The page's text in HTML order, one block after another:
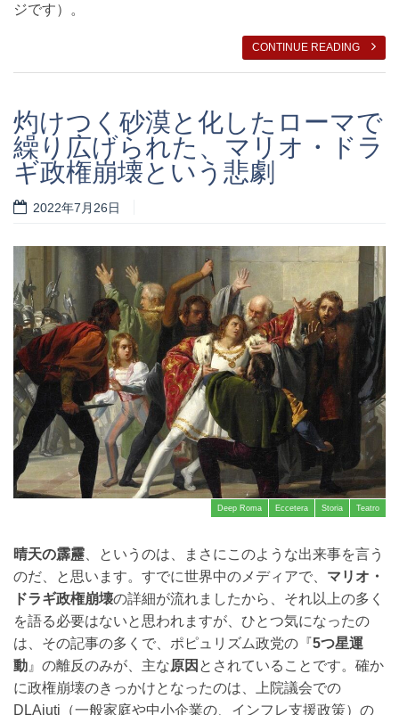
ジです）。
CONTINUE READING
灼けつく砂漠と化したローマで
繰り広げられた、マリオ・ドラ
ギ政権崩壊という悲劇
2022年7月26日
Deep Roma Eccetera Storia Teatro
晴天の霹靂 、というのは、まさにこのような出来事を言う
のだ、と思います。すでに世界中のメディアで、 マリオ・
ドラギ政権崩壊の詳細が流れましたから、それ以上の多く
を語る必要はないと思われますが、ひとつ気になったの
は、その記事の多くで、ポピュリズム政党の『5つ星運
動 』の離反のみが、主な原因 とされていることです。確か
に政権崩壊のきっかけとなったのは、上院議会での
DLAiuti（一般家庭や中小企業の、インフレ支援政策）の